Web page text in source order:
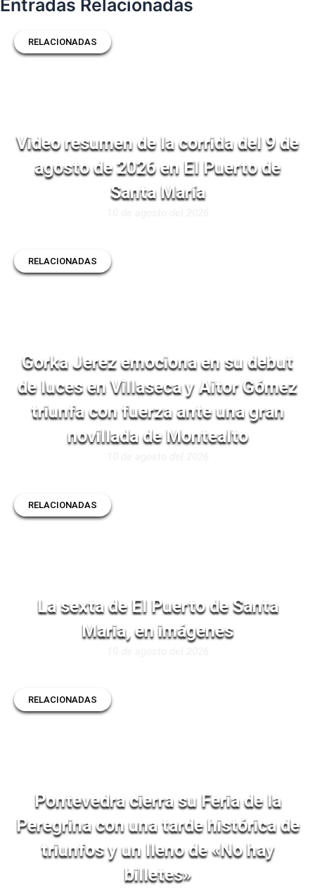
Entradas Relacionadas
RELACIONADAS
Video resumen de la corrida del 9 de
agosto de 2026 en El Puerto de
Santa María
RELACIONADAS
Gorka Jerez emociona en su debut
de luces en Villaseca y Aitor Gómez
triunfa con fuerza ante una gran
novillada de Montealto
RELACIONADAS
La sexta de El Puerto de Santa
Maria, en imágenes
RELACIONADAS
Pontevedra cierra su Feria de la
Peregrina con una tarde histórica de
triunfos y un lleno de «No hay
billetes»